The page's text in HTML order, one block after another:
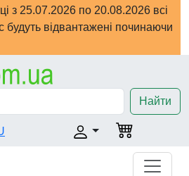
з 25.07.2026 по 20.08.2026 всі
відвантажені починаючи
Найти